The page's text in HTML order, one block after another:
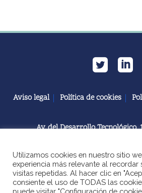
Aviso legal Política de cookies
Av. del Desarrollo Tecnológico,
+34 856 060 603
Utilizamos cookies en nuestro sitio
experiencia más relevante al recordar
visitas repetidas. Al hacer clic en
consiente el uso de TODAS las
puede visitar "Configuración de